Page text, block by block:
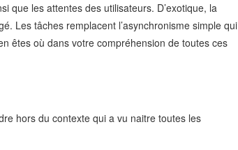
que les attentes des utilisateurs. D’exotique, la
Les tâches remplacent l’asynchronisme simple qui
êtes où dans votre compréhension de toutes ces
hors du contexte qui a vu naitre toutes les